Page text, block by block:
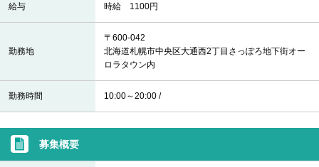
給与 時給 1100円
勤務地
〒600-042
北海道札幌市中央区大通西2丁目さっぽろ地下街オー
ロラタウン内
勤務時間 10:00～20:00 /
募集概要